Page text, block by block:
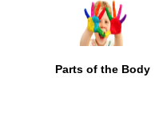
المكتوبة والاستماع
هذه الكلمات جيداً يمكن
مثل لعبة الذاكرة. الآن
بإجراء تعديلات على
Parts of the Body